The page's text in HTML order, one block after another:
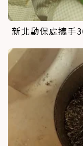
新北動保處攜手